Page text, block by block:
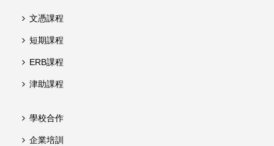
文憑課程
短期課程
ERB課程
津助課程
學校合作
企業培訓